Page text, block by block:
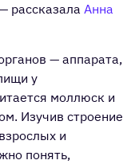
рассказала Анна
— аппарата,
у
моллюск и
Изучив строение
и
понять,